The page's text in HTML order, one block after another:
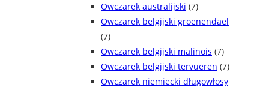
Owczarek australijski (7)
Owczarek belgijski groenendael
(7)
Owczarek belgijski malinois (7)
Owczarek belgijski tervueren (7)
Owczarek niemiecki długowłosy